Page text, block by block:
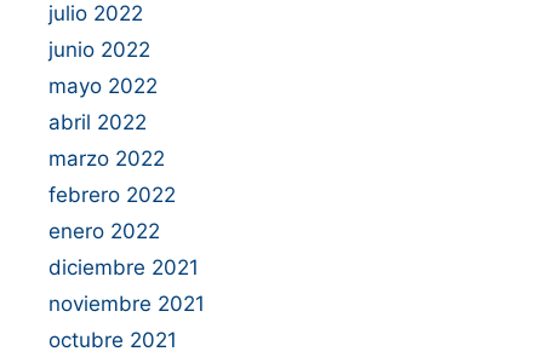
julio 2022
junio 2022
mayo 2022
abril 2022
marzo 2022
febrero 2022
enero 2022
diciembre 2021
noviembre 2021
octubre 2021